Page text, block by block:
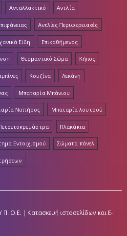
Ανταλλακτικό Αντλία
Αντλίες Περιφερειακές
Είδη Επικαθήμενος
Θερμαντικό Σώμα Κήπος
Κουζίνα Λεκάνη
Μπαταρία Μπάνιου
Νιπτήρος Μπαταρία λουτρού
Πλακάκια
Εντοιχισμού Σώματα πάνελ
Ο.Ε. | Κατασκευή ιστοσελίδων και E-